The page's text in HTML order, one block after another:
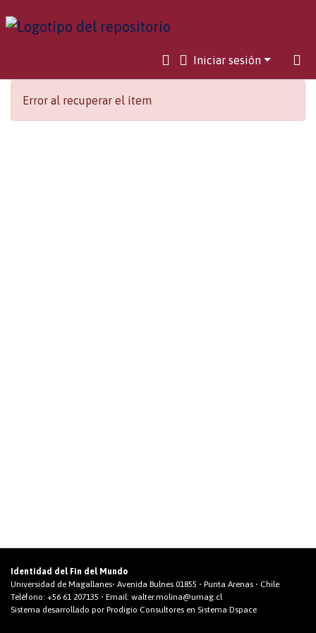
Iniciar sesión
Error al recuperar el ítem
Identidad del Fin del Mundo
Universidad de Magallanes• Avenida Bulnes 01855 • Punta Arenas • Chile
Teléfono: +56 61 207135 • Email: walter.molina@umag.cl
Sistema desarrollado por Prodigio Consultores en Sistema Dspace